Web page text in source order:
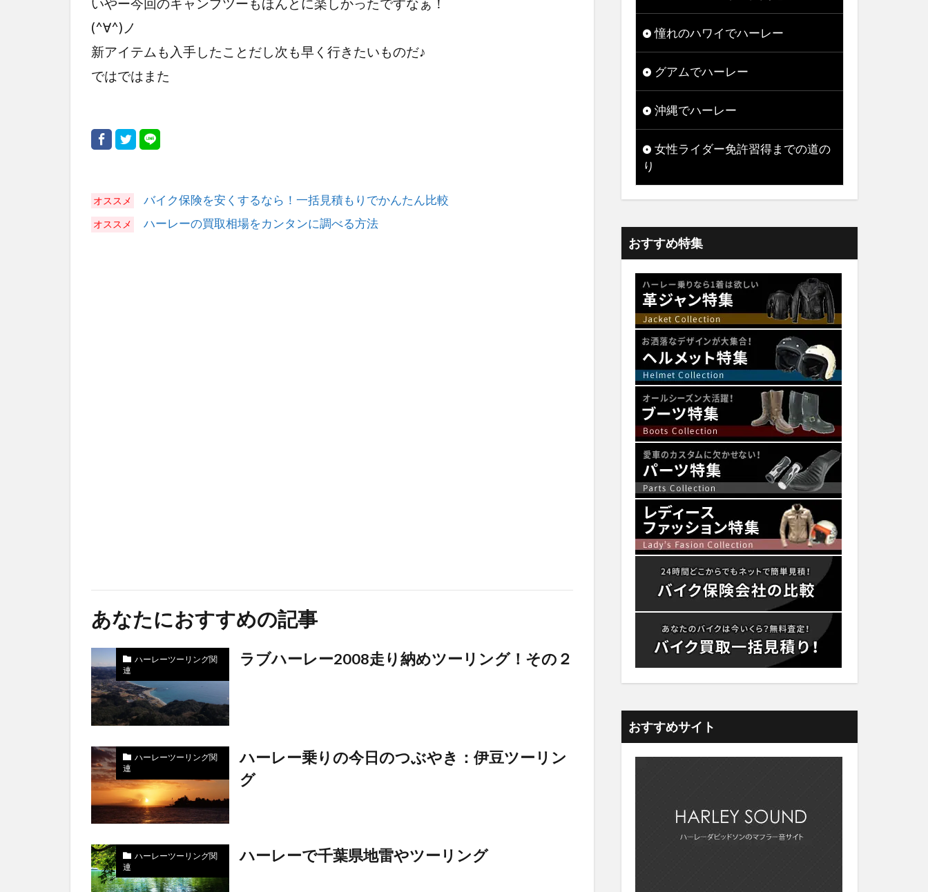
(^∀^)ノ
新アイテムも入手したことだし次も早く行きたいものだ♪
ではではまた
バイク保険を安くするなら！一括見積もりでかんたん比較
ハーレーの買取相場をカンタンに調べる方法
あなたにおすすめの記事
ハーレーツーリング関
連
ラブハーレー2008走り納めツーリング！その２
ハーレーツーリング関
連
ハーレー乗りの今日のつぶやき：伊豆ツーリン
グ
ハーレーツーリング関
連
ハーレーで千葉県地雷やツーリング
憧れのハワイでハーレー
グアムでハーレー
沖縄でハーレー
女性ライダー免許習得までの道の
り
おすすめ特集
おすすめサイト